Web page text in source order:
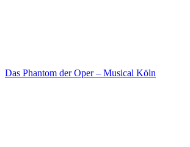
Das Phantom der Oper – Musical Köln